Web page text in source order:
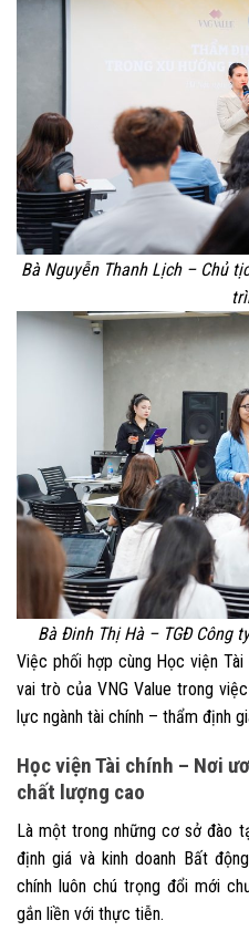
Bà Nguyễn Thanh Lịch – Chủ
Bà Đinh Thị Hà – TGĐ Công
Việc phối hợp cùng Học viện
vai trò của VNG Value trong
lực ngành tài chính – thẩm định
Học viện Tài chính – Nơi
chất lượng cao
Là một trong những cơ sở đào
định giá và kinh doanh Bất
chính luôn chú trọng đổi mới
gắn liền với thực tiễn.